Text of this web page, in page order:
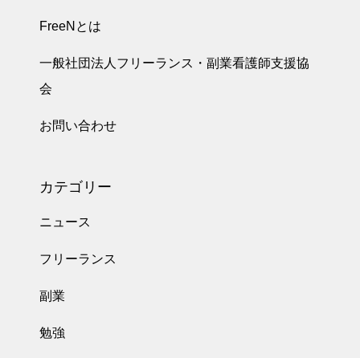
FreeNとは
一般社団法人フリーランス・副業看護師支援協
会
お問い合わせ
カテゴリー
ニュース
フリーランス
副業
勉強